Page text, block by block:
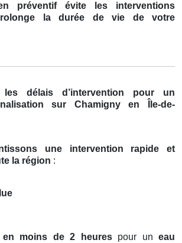
préventif évite les interventions
la durée de vie de votre
délais d’intervention pour un
sur Chamigny en Île-de-
une intervention rapide et
la région :
en moins de 2 heurespour un eau